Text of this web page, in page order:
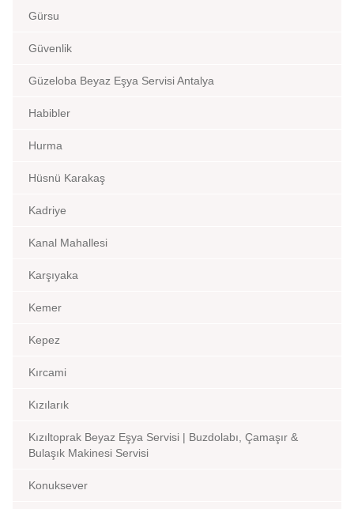
Gürsu
Güvenlik
Güzeloba Beyaz Eşya Servisi Antalya
Habibler
Hurma
Hüsnü Karakaş
Kadriye
Kanal Mahallesi
Karşıyaka
Kemer
Kepez
Kırcami
Kızılarık
Kızıltoprak Beyaz Eşya Servisi | Buzdolabı, Çamaşır &
Bulaşık Makinesi Servisi
Konuksever